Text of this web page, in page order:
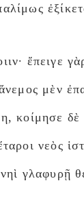
ἔπειγε
ἄνεμος μὲν
κοίμησε
νεὸς
γλαφυρῇ